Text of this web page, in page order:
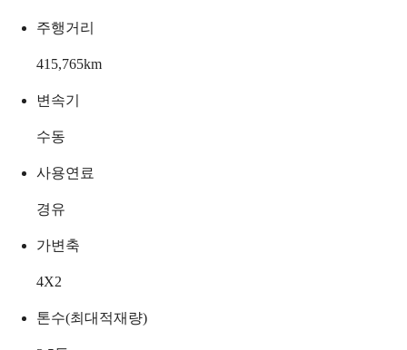
주행거리
415,765km
변속기
수동
사용연료
경유
가변축
4X2
톤수(최대적재량)